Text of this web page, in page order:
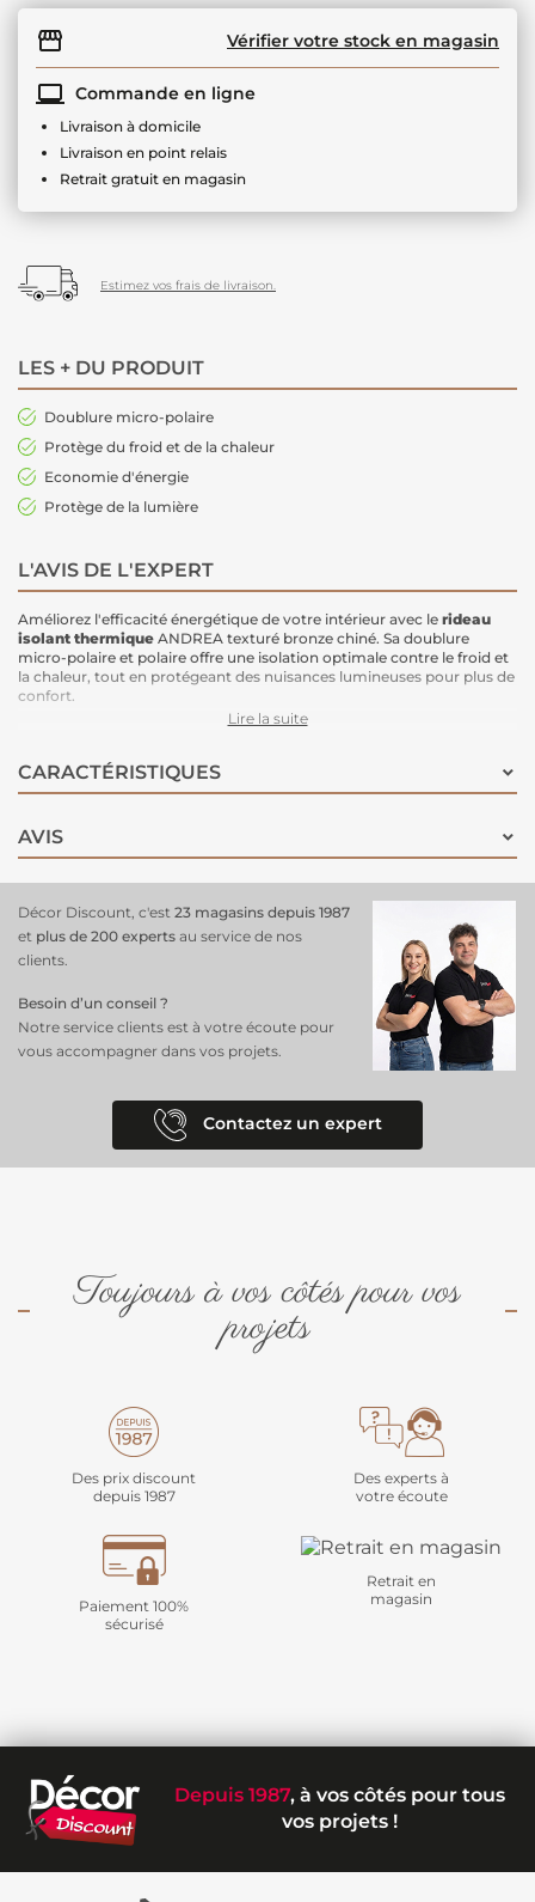
Vérifier votre stock en magasin
Commande en ligne
Livraison à domicile
Livraison en point relais
Retrait gratuit en magasin
Estimez vos frais de livraison.
LES + DU PRODUIT
Doublure micro-polaire
Protège du froid et de la chaleur
Economie d'énergie
Protège de la lumière
L'AVIS DE L'EXPERT
Améliorez l'efficacité énergétique de votre intérieur avec le rideau
isolant thermique ANDREA texturé bronze chiné. Sa doublure
micro-polaire et polaire offre une isolation optimale contre le froid et
la chaleur, tout en protégeant des nuisances lumineuses pour plus de
confort.
Protection thermique : Protège du froid en hiver et de la chaleur en
été
l'année
Protection de la lumière :
texture
Lire la suite
CARACTÉRISTIQUES
AVIS
Décor Discount, c'est 23 magasins depuis 1987
et plus de 200 experts au service de nos
clients.
Besoin d’un conseil ?
Notre service clients est à votre écoute pour
vous accompagner dans vos projets.
Contactez un expert
Toujours à vos côtés pour vos
projets
Des prix discount
depuis 1987
Des experts à
votre écoute
Paiement 100%
sécurisé
Retrait en
magasin
Depuis 1987, à vos côtés pour tous
vos projets !